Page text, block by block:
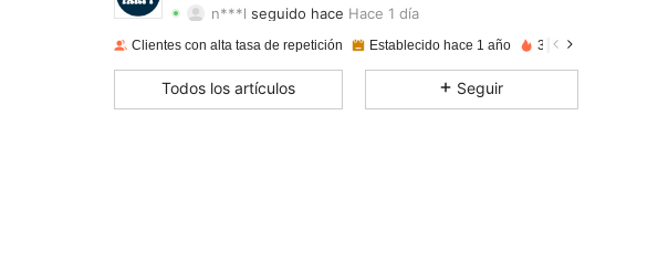
n***l seguido hace Hace 1 día
4,93
4,93 115 1.9K
Clientes con alta tasa de repetición Establecido hace 1 año 31K+ Vendido
Todos los artículos Seguir